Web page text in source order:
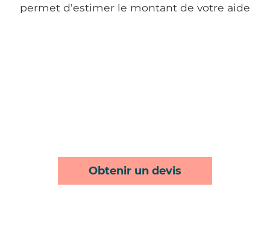
permet d'estimer le montant de votre aide
Obtenir un devis